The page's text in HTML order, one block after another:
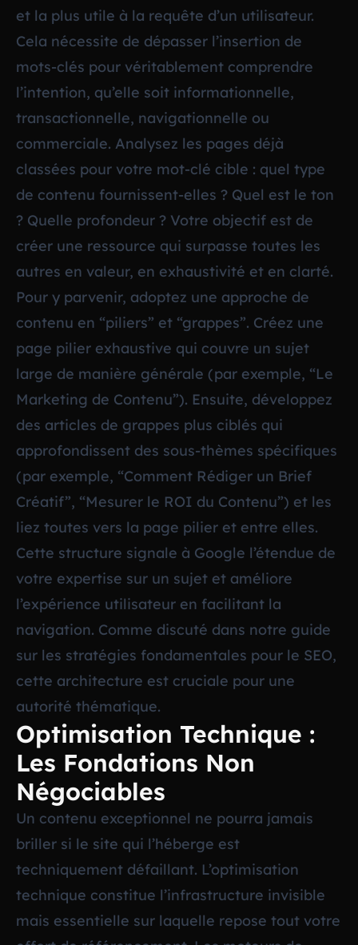
et la plus utile à la requête d’un utilisateur.
Cela nécessite de dépasser l’insertion de
mots-clés pour véritablement comprendre
l’intention, qu’elle soit informationnelle,
transactionnelle, navigationnelle ou
commerciale. Analysez les pages déjà
classées pour votre mot-clé cible : quel type
de contenu fournissent-elles ? Quel est le ton
? Quelle profondeur ? Votre objectif est de
créer une ressource qui surpasse toutes les
autres en valeur, en exhaustivité et en clarté.
Pour y parvenir, adoptez une approche de
contenu en “piliers” et “grappes”. Créez une
page pilier exhaustive qui couvre un sujet
large de manière générale (par exemple, “Le
Marketing de Contenu”). Ensuite, développez
des articles de grappes plus ciblés qui
approfondissent des sous-thèmes spécifiques
(par exemple, “Comment Rédiger un Brief
Créatif”, “Mesurer le ROI du Contenu”) et les
liez toutes vers la page pilier et entre elles.
Cette structure signale à Google l’étendue de
votre expertise sur un sujet et améliore
l’expérience utilisateur en facilitant la
navigation. Comme discuté dans notre guide
sur les stratégies fondamentales pour le SEO,
cette architecture est cruciale pour une
autorité thématique.
Optimisation Technique :
Les Fondations Non
Négociables
Un contenu exceptionnel ne pourra jamais
briller si le site qui l’héberge est
techniquement défaillant. L’optimisation
technique constitue l’infrastructure invisible
mais essentielle sur laquelle repose tout votre